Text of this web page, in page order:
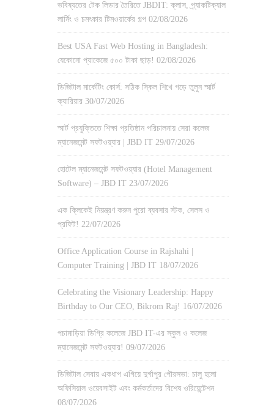
ভবিষ্যতের টেক লিডার তৈরিতে JBDIT: ক্লাস, প্র্যাকটিক্যাল
লার্নিং ও চমৎকার টিমওয়ার্কের গল্প 02/08/2026
Best USA Fast Web Hosting in Bangladesh:
যেকোনো প্যাকেজে ৫০০ টাকা ছাড়! 02/08/2026
ডিজিটাল মার্কেটিং কোর্স: সঠিক স্কিল শিখে গড়ে তুলুন স্মার্ট
ক্যারিয়ার 30/07/2026
স্মার্ট প্রযুক্তিতে শিক্ষা প্রতিষ্ঠান পরিচালনায় সেরা কলেজ
ম্যানেজমেন্ট সফটওয়্যার | JBD IT 29/07/2026
হোটেল ম্যানেজমেন্ট সফটওয়্যার (Hotel Management
Software) – JBD IT 23/07/2026
এক ক্লিকেই নিয়ন্ত্রণ করুন পুরো ব্যবসার স্টক, সেলস ও
প্রফিট! 22/07/2026
Office Application Course in Rajshahi |
Computer Training | JBD IT 18/07/2026
Celebrating the Visionary Leadership: Happy
Birthday to Our CEO, Bikrom Raj! 16/07/2026
পচামাড়িয়া ডিগ্রি কলেজে JBD IT-এর স্কুল ও কলেজ
ম্যানেজমেন্ট সফটওয়্যার! 09/07/2026
ডিজিটাল সেবায় একধাপ এগিয়ে দুর্গাপুর পৌরসভা: চালু হলো
অফিসিয়াল ওয়েবসাইট এবং কর্মকর্তাদের বিশেষ ওরিয়েন্টেশন
08/07/2026